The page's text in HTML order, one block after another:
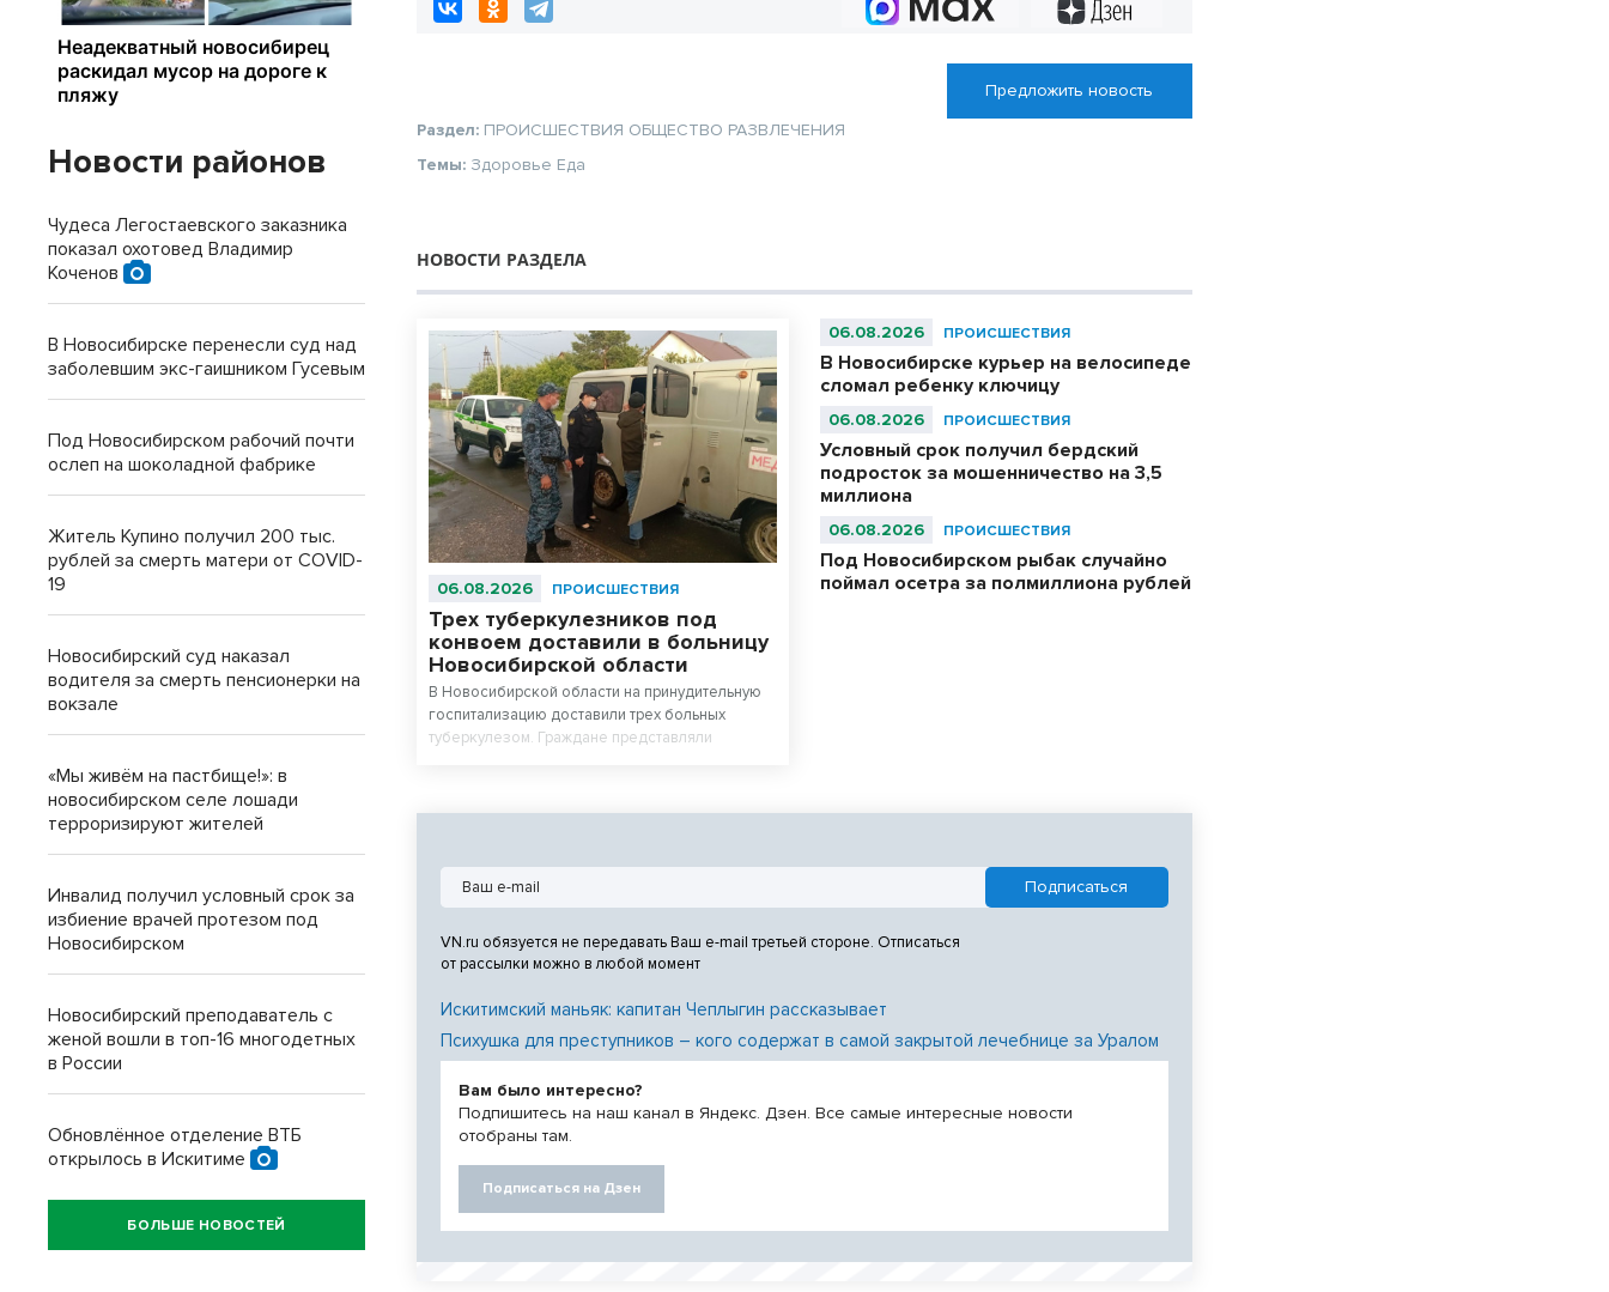
Предложить новость
Раздел: ПРОИСШЕСТВИЯ ОБЩЕСТВО РАЗВЛЕЧЕНИЯ
Темы: Здоровье Еда
НОВОСТИ РАЗДЕЛА
06.08.2026 ПРОИСШЕСТВИЯ
Трех туберкулезников под
конвоем доставили в больницу
Новосибирской области
В Новосибирской области на принудительную
госпитализацию доставили трех больных
туберкулезом. Граждане представляли
06.08.2026 ПРОИСШЕСТВИЯ
В Новосибирске курьер на велосипеде
сломал ребенку ключицу
06.08.2026 ПРОИСШЕСТВИЯ
Условный срок получил бердский
подросток за мошенничество на 3,5
миллиона
06.08.2026 ПРОИСШЕСТВИЯ
Под Новосибирском рыбак случайно
поймал осетра за полмиллиона рублей
VN.ru обязуется не передавать Ваш e-mail третьей стороне. Отписаться
от рассылки можно в любой момент
Искитимский маньяк: капитан Чеплыгин рассказывает
Психушка для преступников – кого содержат в самой закрытой лечебнице за Уралом
Вам было интересно?
Подпишитесь на наш канал в Яндекс. Дзен. Все самые интересные новости
отобраны там.
Подписаться на Дзен
Новости районов
Чудеса Легостаевского заказника
показал охотовед Владимир
Коченов
В Новосибирске перенесли суд над
заболевшим экс-гаишником Гусевым
Под Новосибирском рабочий почти
ослеп на шоколадной фабрике
Житель Купино получил 200 тыс.
рублей за смерть матери от COVID-
19
Новосибирский суд наказал
водителя за смерть пенсионерки на
вокзале
«Мы живём на пастбище!»: в
новосибирском селе лошади
терроризируют жителей
Инвалид получил условный срок за
избиение врачей протезом под
Новосибирском
Новосибирский преподаватель с
женой вошли в топ-16 многодетных
в России
Обновлённое отделение ВТБ
открылось в Искитиме
БОЛЬШЕ НОВОСТЕЙ